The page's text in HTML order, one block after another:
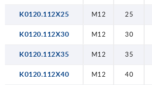
K0120.112X25 M12 25
K0120.112X30 M12 30
K0120.112X35 M12 35
K0120.112X40 M12 40